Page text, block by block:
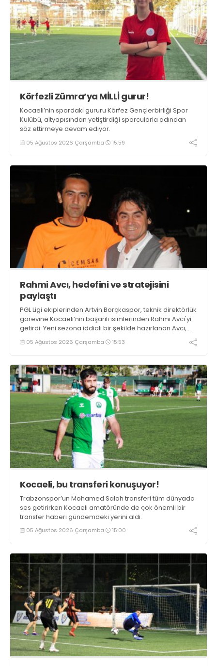
Körfezli Zümra’ya MİLLİ gurur!
Kocaeli’nin spordaki gururu Körfez Gençlerbirliği Spor
Kulübü, altyapısından yetiştirdiği sporcularla adından
söz ettirmeye devam ediyor.
05 Ağustos 2026 Çarşamba 15:59
Rahmi Avcı, hedefini ve stratejisini
paylaştı
PGL Ligi ekiplerinden Artvin Borçkaspor, teknik direktörlük
görevine Kocaeli’nin başarılı isimlerinden Rahmi Avcı'yı
getirdi. Yeni sezona iddialı bir şekilde hazırlanan Avcı,
duygularını aktardı.
05 Ağustos 2026 Çarşamba 15:53
Kocaeli, bu transferi konuşuyor!
Trabzonspor’un Mohamed Salah transferi tüm dünyada
ses getirirken Kocaeli amatöründe de çok önemli bir
transfer haberi gündemdeki yerini aldı.
05 Ağustos 2026 Çarşamba 15:00